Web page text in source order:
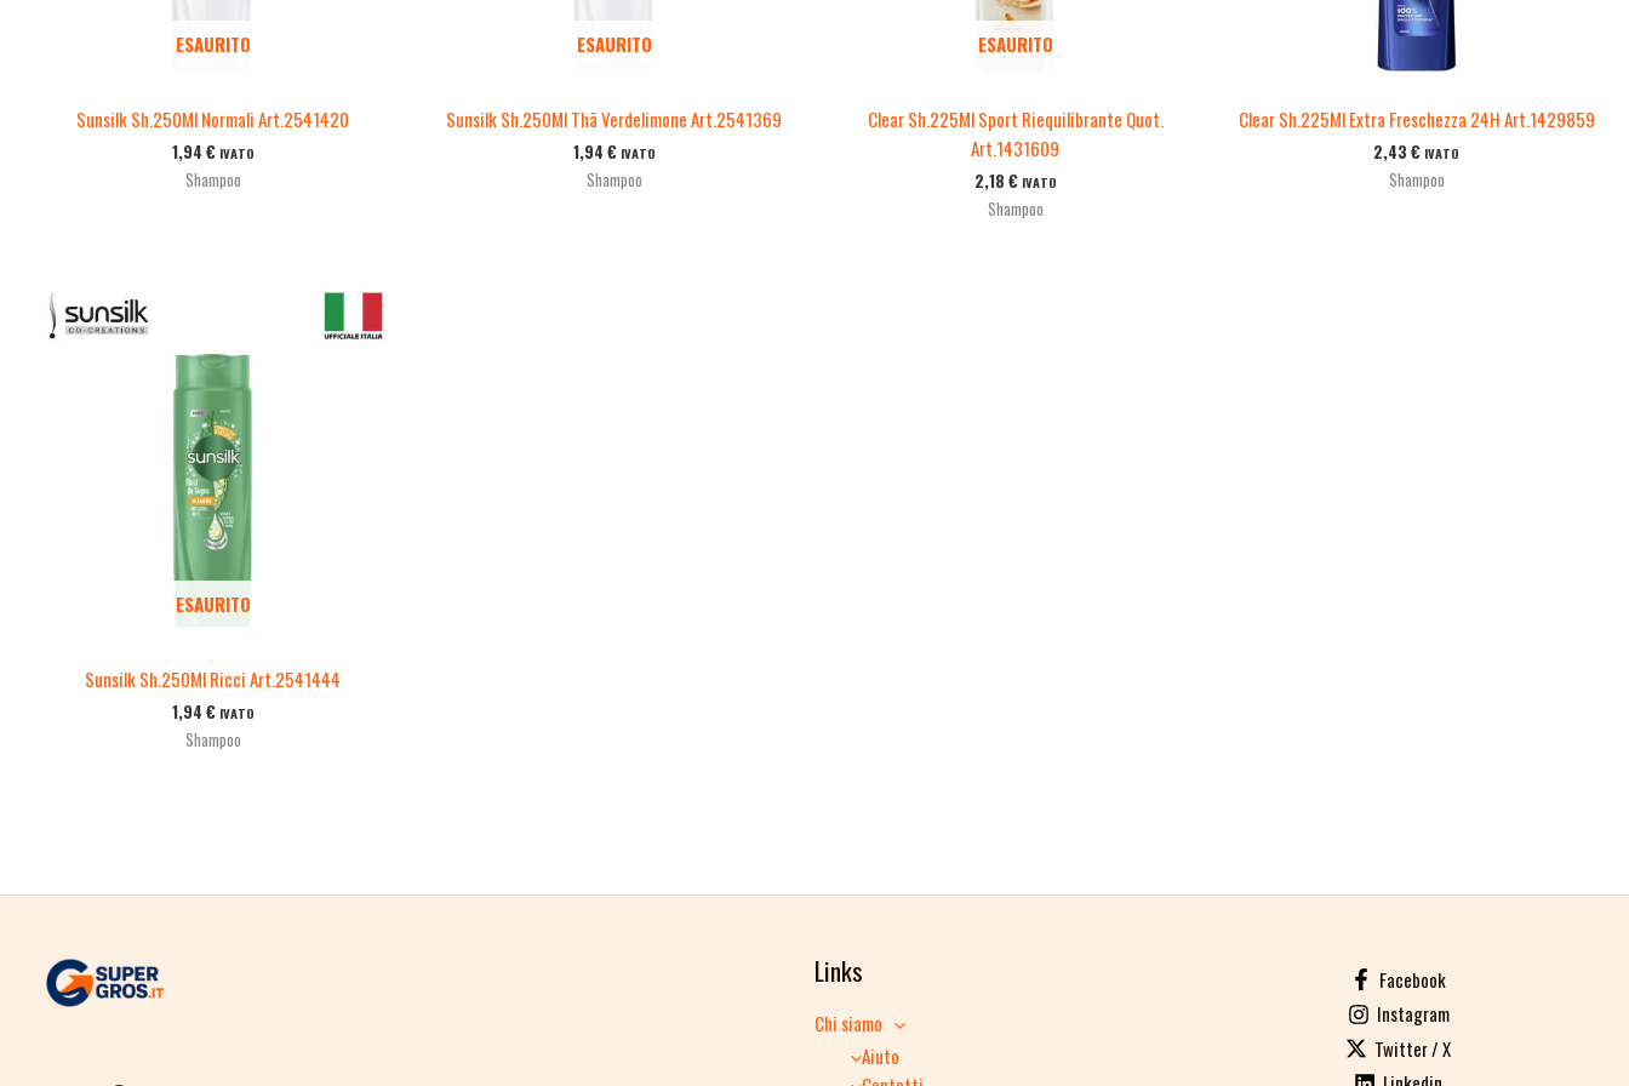
ESAURITO
Sunsilk Sh.250Ml Normali Art.2541420
1,94 € IVATO
Shampoo
ESAURITO
Sunsilk Sh.250Ml Thã Verdelimone Art.2541369
1,94 € IVATO
Shampoo
ESAURITO
Clear Sh.225Ml Sport Riequilibrante Quot.
Art.1431609
2,18 € IVATO
Shampoo
Clear Sh.225Ml Extra Freschezza 24H Art.1429859
2,43 € IVATO
Shampoo
ESAURITO
Sunsilk Sh.250Ml Ricci Art.2541444
1,94 € IVATO
Shampoo
Links
Chi siamo
Aiuto
Facebook
Instagram
Twitter / X